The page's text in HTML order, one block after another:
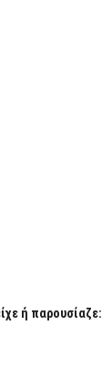
ή παρουσίαζε: